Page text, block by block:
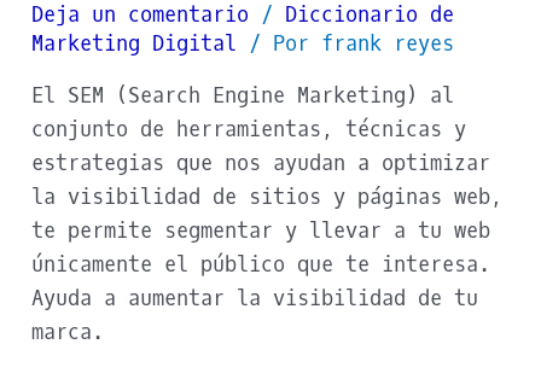
Deja un comentario / Diccionario de
Marketing Digital / Por frank reyes
El SEM (Search Engine Marketing) al
conjunto de herramientas, técnicas y
estrategias que nos ayudan a optimizar
la visibilidad de sitios y páginas web,
te permite segmentar y llevar a tu web
únicamente el público que te interesa.
Ayuda a aumentar la visibilidad de tu
marca.
SEM